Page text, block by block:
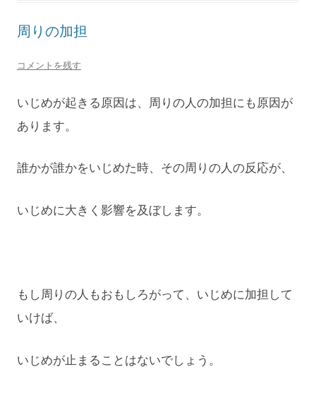
周りの加担
コメントを残す
いじめが起きる原因は、周りの人の加担にも原因が
あります。
誰かが誰かをいじめた時、その周りの人の反応が、
いじめに大きく影響を及ぼします。
もし周りの人もおもしろがって、いじめに加担して
いけば、
いじめが止まることはないでしょう。